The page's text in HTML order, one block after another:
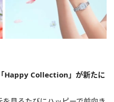
Happy Collection」が新たに